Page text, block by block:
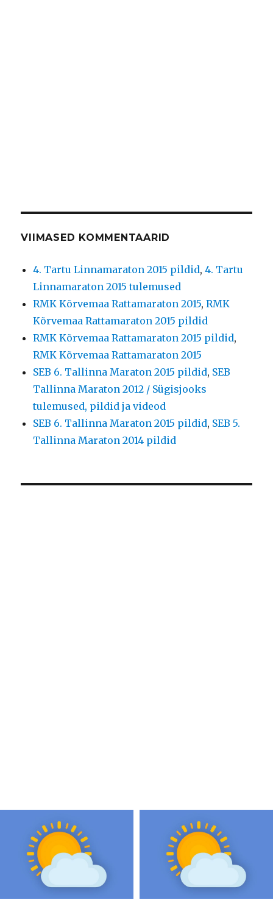
VIIMASED KOMMENTAARID
4. Tartu Linnamaraton 2015 pildid,4. Tartu
Linnamaraton 2015 tulemused
RMK Kõrvemaa Rattamaraton 2015,RMK
Kõrvemaa Rattamaraton 2015 pildid
RMK Kõrvemaa Rattamaraton 2015 pildid,
RMK Kõrvemaa Rattamaraton 2015
SEB 6. Tallinna Maraton 2015 pildid, SEB
Tallinna Maraton 2012 / Sügisjooks
tulemused, pildid ja videod
SEB 6. Tallinna Maraton 2015 pildid, SEB 5.
Tallinna Maraton 2014 pildid